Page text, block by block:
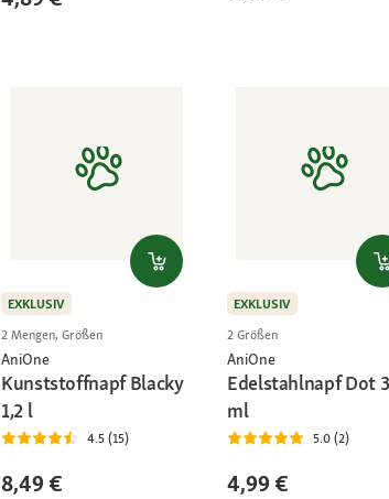
EXKLUSIV
2 Mengen, Größen
AniOne
Kunststoffnapf Blacky
1,2 l
4.5 (15)
8,49 €
EXKLUSIV
2 Größen
AniOne
Edelstahlnapf Dot
ml
5.0 (2)
4,99 €